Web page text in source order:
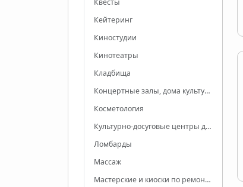
Квесты
Кейтеринг
Киностудии
Кинотеатры
Кладбища
Концертные залы, дома культуры
Косметология
Культурно-досуговые центры для взрослых и подростков
Ломбарды
Массаж
Мастерские и киоски по ремонту одежды